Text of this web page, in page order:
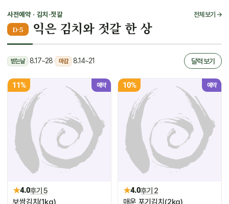
사전예약 · 김치·젓갈 전체 보기 →
D-5 익은 김치와 젓갈 한 상
받는날 8.17~28· 마감 8.14~21 달력 보기
11% 예약
★4.0후기 5
보쌈김치(1kg)
10% 예약
★4.0후기 2
매운 포기김치(2kg)